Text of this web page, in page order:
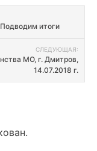
итоги
СЛЕДУЮЩАЯ:
МО, г. Дмитров,
14.07.2018 г.